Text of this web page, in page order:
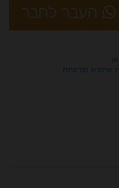
שימוש ופרטיות